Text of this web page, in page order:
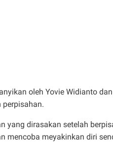
oleh Yovie Widianto
perpisahan.
yang dirasakan setelah
mencoba meyakinkan diri